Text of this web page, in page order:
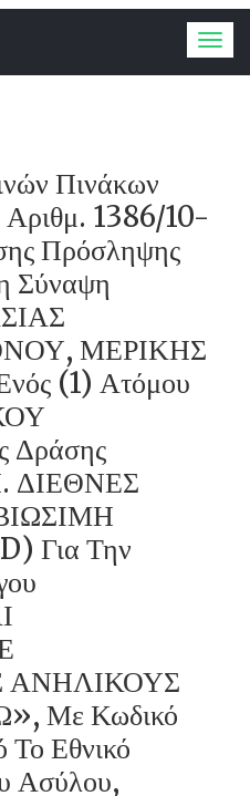
Πινάκων
Αριθμ. 1386/10-
Πρόσληψης
Σύναψη
ΜΕΡΙΚΗΣ
(1) Ατόμου
ΔΙΕΘΝΕΣ
Για Την
Με Κωδικό
Εθνικό
Ασύλου,